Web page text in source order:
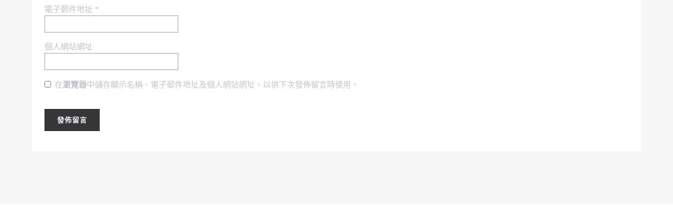
電子郵件地址 *
個人網站網址
在瀏覽器中儲存顯示名稱、電子郵件地址及個人網站網址，以供下次發佈留言時使用。